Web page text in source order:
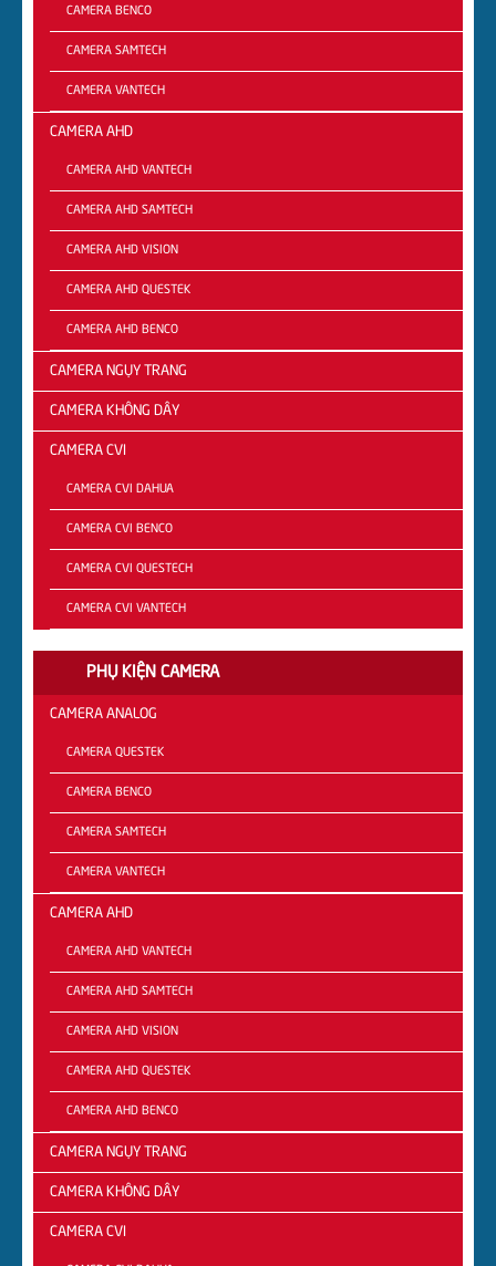
CAMERA BENCO
CAMERA SAMTECH
CAMERA VANTECH
CAMERA AHD
CAMERA AHD VANTECH
CAMERA AHD SAMTECH
CAMERA AHD VISION
CAMERA AHD QUESTEK
CAMERA AHD BENCO
CAMERA NGỤY TRANG
CAMERA KHÔNG DÂY
CAMERA CVI
CAMERA CVI DAHUA
CAMERA CVI BENCO
CAMERA CVI QUESTECH
CAMERA CVI VANTECH
PHỤ KIỆN CAMERA
CAMERA ANALOG
CAMERA QUESTEK
CAMERA BENCO
CAMERA SAMTECH
CAMERA VANTECH
CAMERA AHD
CAMERA AHD VANTECH
CAMERA AHD SAMTECH
CAMERA AHD VISION
CAMERA AHD QUESTEK
CAMERA AHD BENCO
CAMERA NGỤY TRANG
CAMERA KHÔNG DÂY
CAMERA CVI